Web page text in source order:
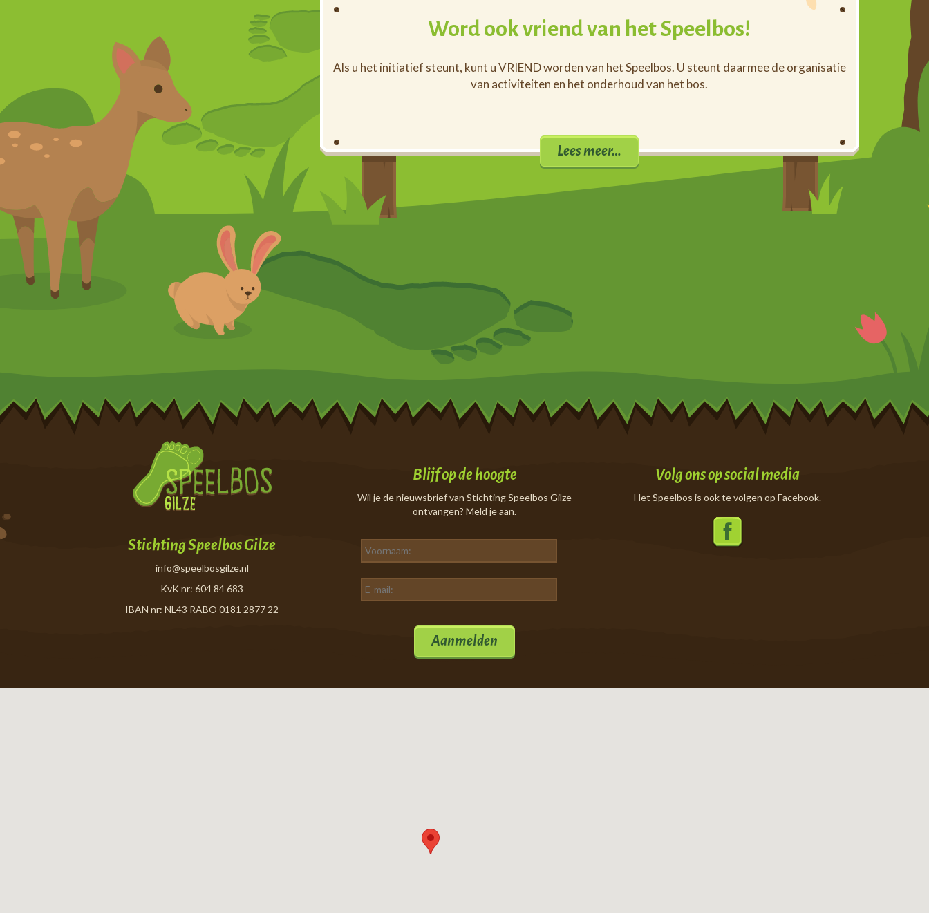
Word ook vriend van het Speelbos!
Als u het initiatief steunt, kunt u VRIEND worden van het Speelbos. U steunt daarmee de organisatie
van activiteiten en het onderhoud van het bos.
Lees meer…
Stichting Speelbos Gilze
info@speelbosgilze.nl
KvK nr: 604 84 683
IBAN nr: NL43 RABO 0181 2877 22
Blijf op de hoogte
Wil je de nieuwsbrief van Stichting Speelbos Gilze
ontvangen? Meld je aan.
Aanmelden
Volg ons op social media
Het Speelbos is ook te volgen op Facebook.